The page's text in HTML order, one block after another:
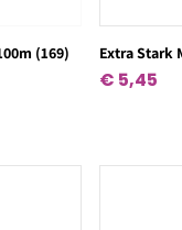
(169) Extra Stark
€ 5,45